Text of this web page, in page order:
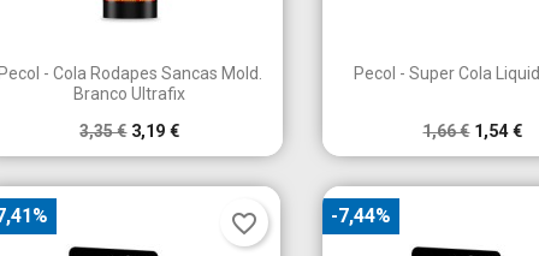
Vista rápida
- Cola Rodapes Sancas Mold.
Branco Ultrafix
3,35 € 3,19 €
Vista rápida
Pecol - Super Cola
1,66 € 1,54 €
favorite_border -7,44%